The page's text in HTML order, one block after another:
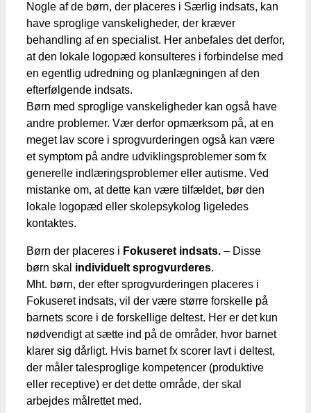
Nogle af de børn, der placeres i Særlig indsats, kan
have sproglige vanskeligheder, der kræver
behandling af en specialist. Her anbefales det derfor,
at den lokale logopæd konsulteres i forbindelse med
en egentlig udredning og planlægningen af den
efterfølgende indsats.
Børn med sproglige vanskeligheder kan også have
andre problemer. Vær derfor opmærksom på, at en
meget lav score i sprogvurderingen også kan være
et symptom på andre udviklingsproblemer som fx
generelle indlæringsproblemer eller autisme. Ved
mistanke om, at dette kan være tilfældet, bør den
lokale logopæd eller skolepsykolog ligeledes
kontaktes.
Børn der placeres i Fokuseret indsats. – Disse
børn skal individuelt sprogvurderes.
Mht. børn, der efter sprogvurderingen placeres i
Fokuseret indsats, vil der være større forskelle på
barnets score i de forskellige deltest. Her er det kun
nødvendigt at sætte ind på de områder, hvor barnet
klarer sig dårligt. Hvis barnet fx scorer lavt i deltest,
der måler talesproglige kompetencer (produktive
eller receptive) er det dette område, der skal
arbejdes målrettet med.